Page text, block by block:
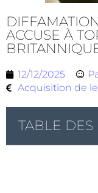
ACCUSE À
12/12/2025
Acquisition de
TABLE DES